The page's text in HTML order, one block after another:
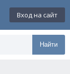
Вход на сайт
Найти